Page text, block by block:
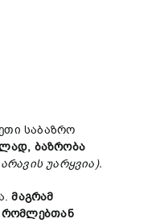
საბაზრო
, ბაზრობა
არავის უარყვია).
მაგრამ
რომლებთან